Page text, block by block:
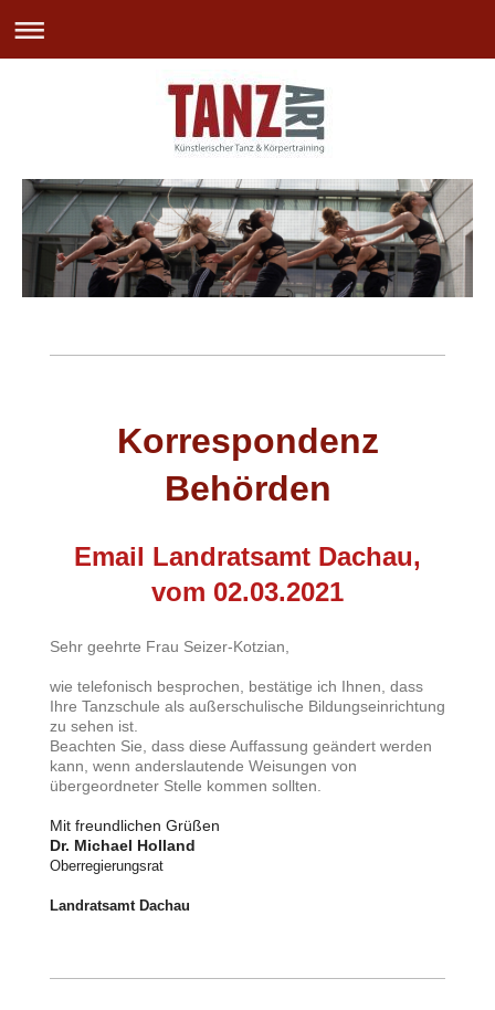
Korrespondenz
Behörden
Email Landratsamt Dachau,
vom 02.03.2021
Sehr geehrte Frau Seizer-Kotzian,
wie telefonisch besprochen, bestätige ich Ihnen, dass
Ihre Tanzschule als außerschulische Bildungseinrichtung
zu sehen ist.
Beachten Sie, dass diese Auffassung geändert werden
kann, wenn anderslautende Weisungen von
übergeordneter Stelle kommen sollten.
Mit freundlichen Grüßen
Dr. Michael Holland
Oberregierungsrat
Landratsamt Dachau